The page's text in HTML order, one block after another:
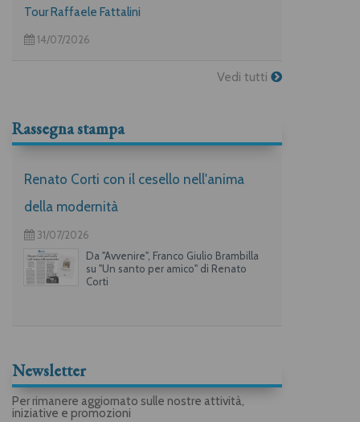
Tour Raffaele Fattalini
14/07/2026
Vedi tutti
Rassegna stampa
Renato Corti con il cesello nell'anima
della modernità
31/07/2026
Da "Avvenire", Franco Giulio Brambilla
su "Un santo per amico" di Renato
Corti
Newsletter
Per rimanere aggiornato sulle nostre attività,
iniziative e promozioni